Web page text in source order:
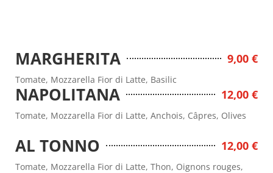
MARGHERITA 9,00 €
Tomate, Mozzarella Fior di Latte, Basilic
NAPOLITANA 12,00 €
Tomate, Mozzarella Fior di Latte, Anchois, Câpres, Olives
AL TONNO 12,00 €
Tomate, Mozzarella Fior di Latte, Thon, Oignons rouges,